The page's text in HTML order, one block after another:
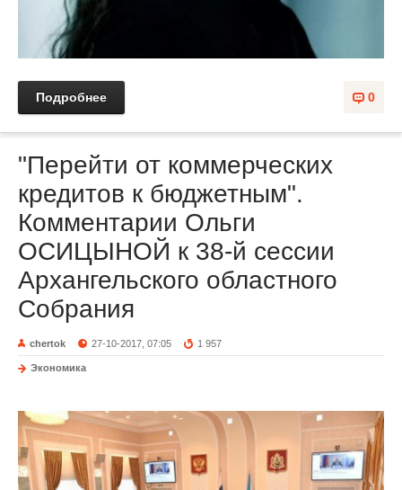
0
Подробнее
"Перейти от коммерческих
кредитов к бюджетным".
Комментарии Ольги
ОСИЦЫНОЙ к 38-й сессии
Архангельского областного
Собрания
chertok 27-10-2017, 07:05 1 957
Экономика